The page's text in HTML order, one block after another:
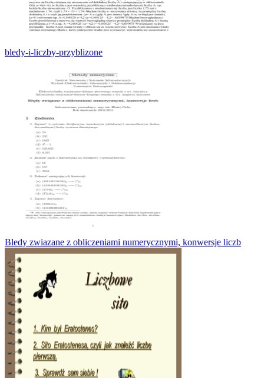
bledy-i-liczby-przyblizone
Bledy zwiazane z obliczeniami numerycznymi, konwersje liczb